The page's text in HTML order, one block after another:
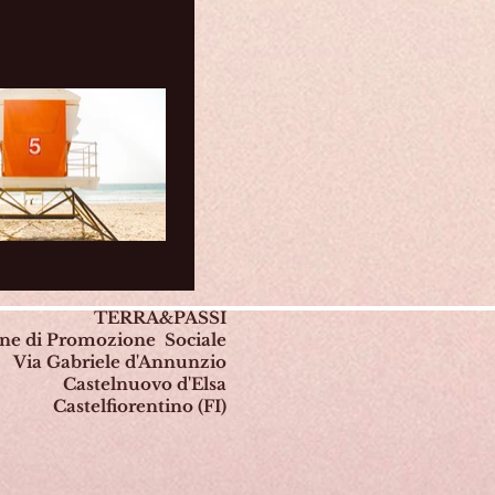
TERRA&PASSI
di Promozione Sociale
Via Gabriele d'Annunzio
Castelnuovo d'Elsa
Castelfiorentino (FI)